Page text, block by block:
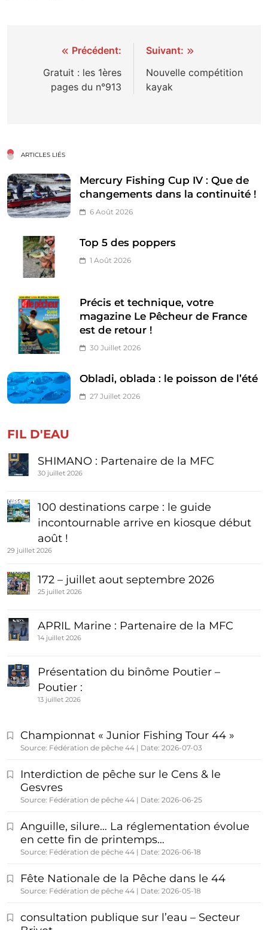
Navigation
l’article
Précédent:
Gratuit : les 1ères
pages du n°913
Suivant:
Nouvelle compétition
kayak
ARTICLES LIÉS
Mercury Fishing Cup IV : Que de
changements dans la continuité !
6 Août 2026
Top 5 des poppers
1 Août 2026
Précis et technique, votre
magazine Le Pêcheur de France
est de retour !
30 Juillet 2026
Obladi, oblada : le poisson de l’été
27 Juillet 2026
FIL D'EAU
SHIMANO : Partenaire de la MFC
30 juillet 2026
100 destinations carpe : le guide
incontournable arrive en kiosque début
août !
29 juillet 2026
172 – juillet aout septembre 2026
25 juillet 2026
APRIL Marine : Partenaire de la MFC
14 juillet 2026
Présentation du binôme Poutier –
Poutier :
13 juillet 2026
Championnat « Junior Fishing Tour 44 »
Source: Fédération de pêche 44 Date: 2026-07-03
Interdiction de pêche sur le Cens & le
Gesvres
Source: Fédération de pêche 44 Date: 2026-06-25
Anguille, silure… La réglementation évolue
en cette fin de printemps…
Source: Fédération de pêche 44 Date: 2026-06-18
Fête Nationale de la Pêche dans le 44
Source: Fédération de pêche 44 Date: 2026-05-18
consultation publique sur l’eau – Secteur